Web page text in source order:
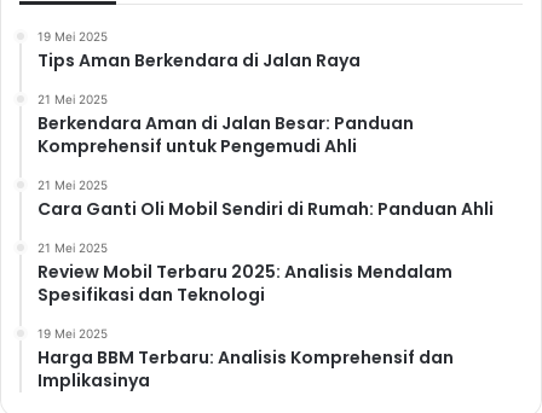
19 Mei 2025
Tips Aman Berkendara di Jalan Raya
21 Mei 2025
Berkendara Aman di Jalan Besar: Panduan
Komprehensif untuk Pengemudi Ahli
21 Mei 2025
Cara Ganti Oli Mobil Sendiri di Rumah: Panduan Ahli
21 Mei 2025
Review Mobil Terbaru 2025: Analisis Mendalam
Spesifikasi dan Teknologi
19 Mei 2025
Harga BBM Terbaru: Analisis Komprehensif dan
Implikasinya